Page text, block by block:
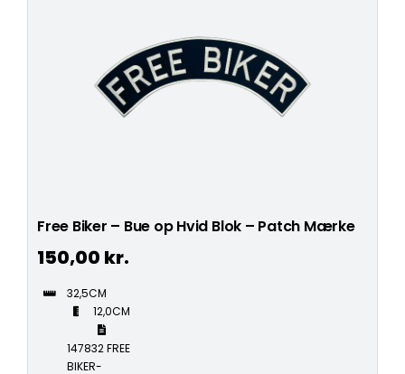
Free Biker – Bue op Hvid Blok – Patch Mærke
150,00 kr.
32,5CM
12,0CM
147832 FREE
BIKER-